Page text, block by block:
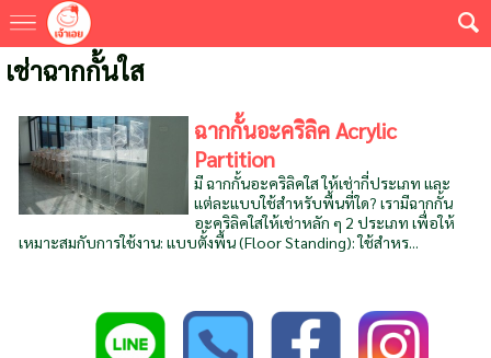
เช่าฉากกั้นใส
ฉากกั้นอะคริลิค Acrylic
Partition
มี ฉากกั้นอะคริลิคใส ให้เช่ากี่ประเภท และ
แต่ละแบบใช้สำหรับพื้นที่ใด? เรามีฉากกั้น
อะคริลิคใสให้เช่าหลัก ๆ 2 ประเภท เพื่อให้
เหมาะสมกับการใช้งาน: แบบตั้งพื้น (Floor Standing): ใช้สำหร...